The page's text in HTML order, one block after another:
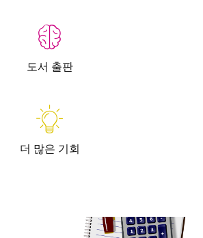
도서 출판
더 많은 기회